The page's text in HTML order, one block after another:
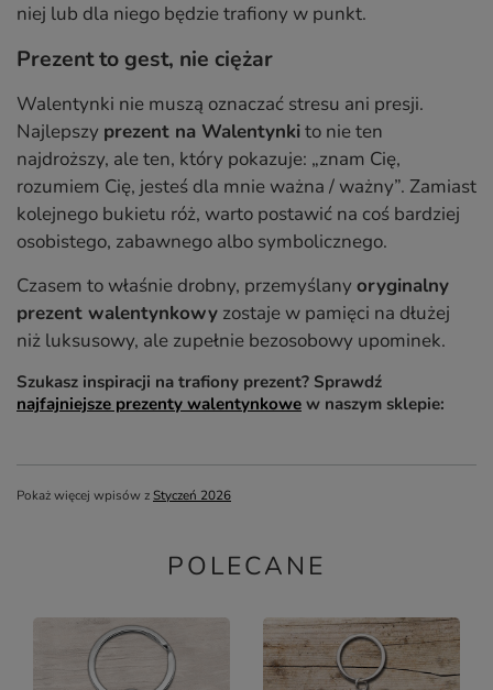
niej lub dla niego będzie trafiony w punkt.
Prezent to gest, nie ciężar
Walentynki nie muszą oznaczać stresu ani presji.
Najlepszy prezent na Walentynkito nie ten
najdroższy, ale ten, który pokazuje: „znam Cię,
rozumiem Cię, jesteś dla mnie ważna / ważny”. Zamiast
kolejnego bukietu róż, warto postawić na coś bardziej
osobistego, zabawnego albo symbolicznego.
Czasem to właśnie drobny, przemyślany oryginalny
prezent walentynkowy zostaje w pamięci na dłużej
niż luksusowy, ale zupełnie bezosobowy upominek.
Szukasz inspiracji na trafiony prezent? Sprawdź
najfajniejsze prezenty walentynkowe w naszym sklepie:
Pokaż więcej wpisów z Styczeń 2026
POLECANE